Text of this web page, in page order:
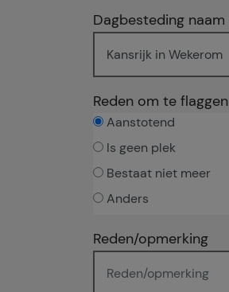
Dagbesteding naam
Reden om te flaggen
Aanstotend
Is geen plek
Bestaat niet meer
Anders
Reden/opmerking